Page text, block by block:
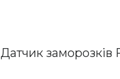
Датчик заморозків